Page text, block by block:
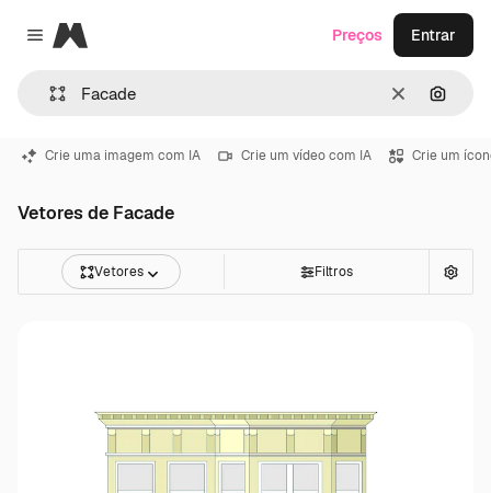
Close menu
Magnific
Limpar
Preços Entrar
Crie uma imagem com IA Crie um vídeo com IA Crie um
Vetores de Facade
Vetores Filtros